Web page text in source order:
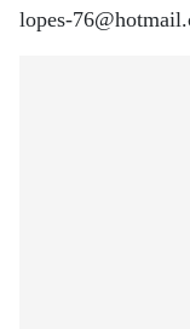
lopes-